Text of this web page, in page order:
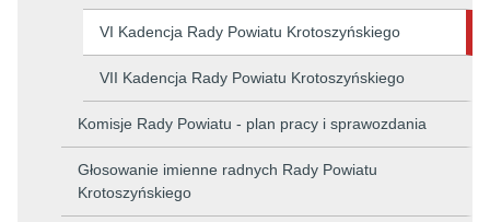
VI Kadencja Rady Powiatu Krotoszyńskiego
VII Kadencja Rady Powiatu Krotoszyńskiego
Komisje Rady Powiatu - plan pracy i sprawozdania
Głosowanie imienne radnych Rady Powiatu
Krotoszyńskiego